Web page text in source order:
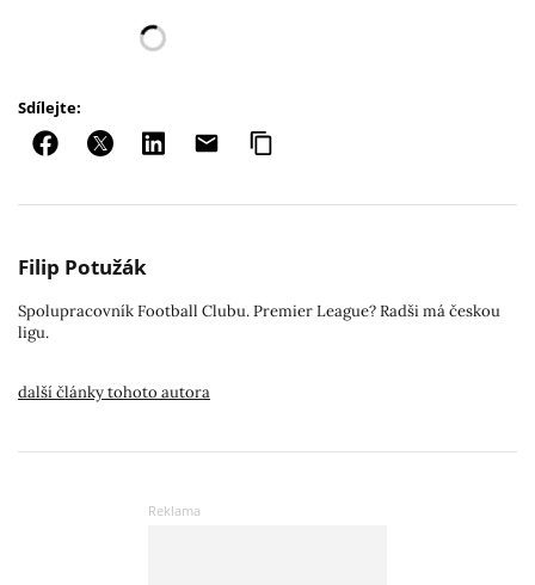
Sdílejte:
Filip Potužák
Spolupracovník Football Clubu. Premier League? Radši má českou
ligu.
další články tohoto autora